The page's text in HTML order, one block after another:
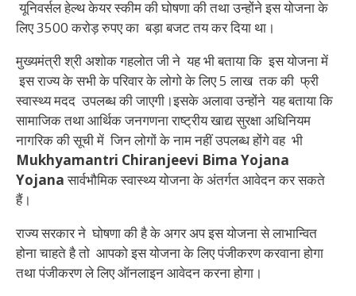
यूनिवर्सल हेल्थ केयर स्कीम की घोषणा की तथा उन्होंने इस योजना के
लिए 3500 करोड़ रुपए का बड़ा बजट तय कर दिया था।
मुख्यमंत्री श्री अशोक गहलोत जी ने यह भी बताया कि इस योजना में
इस राज्य के सभी के परिवार के लोगो के लिए 5 लाख तक की फ्री
स्वास्थ्य मदद उपलब्ध की जाएगी।इसके अलावा उन्होंने यह बताया कि
सामाजिक तथा आर्थिक जनगणना राष्ट्रीय खाद्य सुरक्षा अधिनियम
नागरिक की सूची में जिन लोगों के नाम नहीं उपलब्ध होंगे वह भी
Mukhyamantri Chiranjeevi Bima Yojana
Yojanaसार्वभौमिक स्वास्थ्य योजना के अंतर्गत आवेदन कर सकते
हैं।
राज्य सरकार ने घोषणा की है के अगर अप इस योजना से लाभान्वित
होना चाहते है तो आपको इस योजना के लिए पंजीकरण करवाना होगा
तथा पंजीकरण ले लिए ऑनलाइन आवेदन करना होगा।